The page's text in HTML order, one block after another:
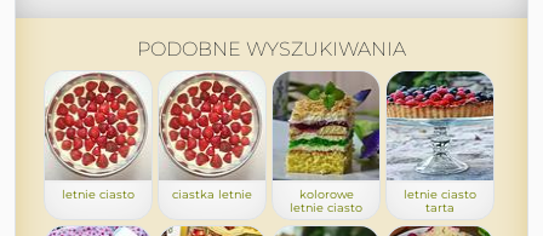
PODOBNE WYSZUKIWANIA
letnie ciasto ciastka letnie
kolorowe
letnie ciasto
letnie ciasto
tarta